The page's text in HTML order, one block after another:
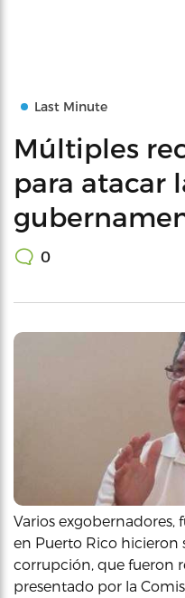
Last Minute
Múltiples
para atacar
0
Varios exgobernadores,
en Puerto Rico hicieron
corrupción, que fueron
presentado por la